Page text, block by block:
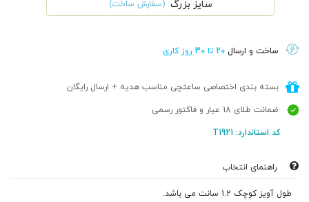
سایز بزرگ (سفارش ساخت)
ساخت و ارسال 20 تا 30 روز کاری
بسته بندی اختصاصی ساعتچی مناسب هدیه + ارسال رایگان
ضمانت طلای 18 عیار و فاکتور رسمی
کد استاندارد: T1921
راهنمای انتخاب
طول آویز کوچک 1.2 سانت می باشد.